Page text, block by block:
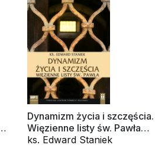
Dynamizm życia i szczęścia.
Więzienne listy św. Pawła
(CD-audiobook)
ks. Edward Staniek